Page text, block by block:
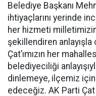
Belediye Başkanı
ihtiyaçlarını yerinde
her hizmeti
şekillendiren anlayışla
Çat’ımızın her
belediyeciliği
dinlemeye, ilçemiz
edeceğiz. AK Parti Çat